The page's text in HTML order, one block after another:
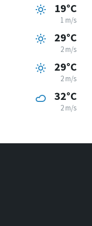
19°C
1 m/s
29°C
2 m/s
29°C
2 m/s
32°C
2 m/s